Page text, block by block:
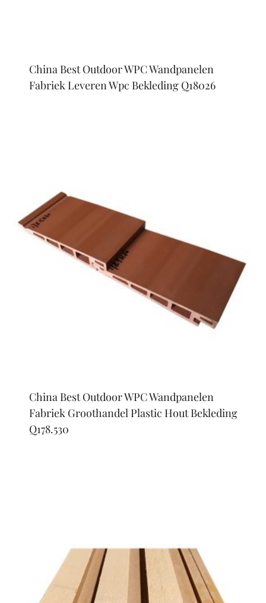
China Best Outdoor WPC Wandpanelen
Fabriek Leveren Wpc Bekleding Q18026
China Best Outdoor WPC Wandpanelen
Fabriek Groothandel Plastic Hout Bekleding
Q178.530